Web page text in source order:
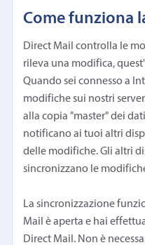
Come funziona
Direct Mail controlla le
rileva una modifica,
Quando sei connesso a
modifiche sui nostri
alla copia "master" dei
notificano ai tuoi altri
delle modifiche. Gli altri
sincronizzano le
La sincronizzazione
Mail è aperta e hai
Direct Mail. Non è